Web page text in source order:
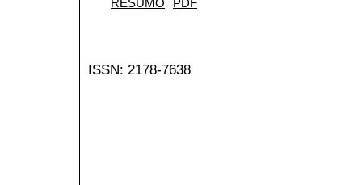
RESUMO PDF
ISSN: 2178-7638